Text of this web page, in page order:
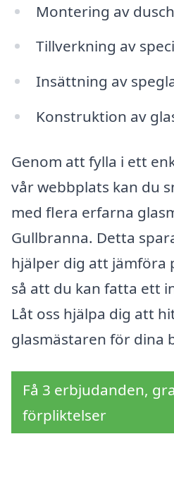
Montering av
Tillverkning av
Insättning av
Konstruktion av
Genom att fylla i ett
vår webbplats kan du
med flera erfarna
Gullbranna. Detta
hjälper dig att jämföra
så att du kan fatta ett
Låt oss hjälpa dig att
glasmästaren för dina
Få 3 erbjudanden,
förpliktelser